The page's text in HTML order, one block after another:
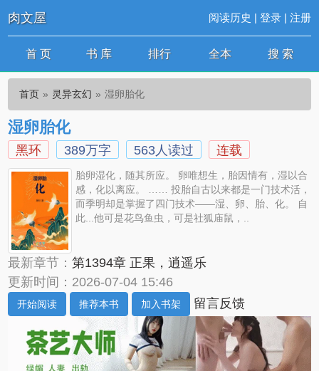
肉文屋 阅读历史 | 登录| 注册
首 页 书 库 排行 全本 搜 索
首页 灵异玄幻 湿卵胎化
湿卵胎化
黑环 389万字 563人读过 连载
胎卵湿化，随其所应。 卵唯想生，胎因情有，湿以合
感，化以离应。 …… 投胎自古以来都是一门技术活，
而季明却是掌握了四门技术——湿、卵、胎、化。 自
此...他可是花鸟鱼虫，可是社狐庙鼠，..
最新章节：第1394章 正果，逍遥乐
更新时间：2026-07-04 15:46
开始阅读 推荐本书 加入书架 留言反馈